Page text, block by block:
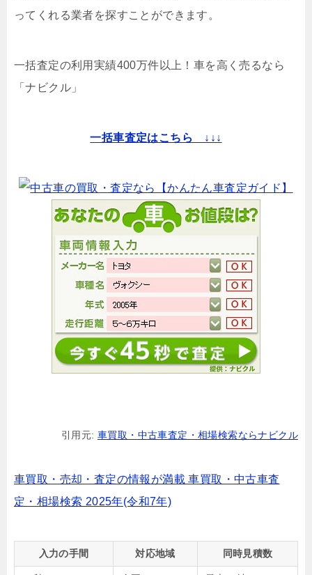
ってくれる業者を探すことができます。
一括査定の利用実績400万件以上！ 車を高く売るなら
「ナビクル」
一括車査定はこちら ↓↓↓
引用元: 車買取・中古車査定・相場検索ならナビクル
車買取・売却・査定の情報が満載 車買取・中古車査
定・相場検索 2025年(令和7年)
入力の手間 対応地域 同時見積数